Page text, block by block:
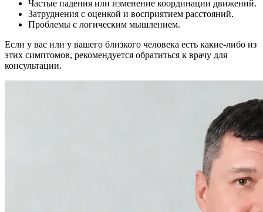
Частые падения или изменение координации движений.
Затруднения с оценкой и восприятием расстояний.
Проблемы с логическим мышлением.
Если у вас или у вашего близкого человека есть какие-либо из
этих симптомов, рекомендуется обратиться к врачу для
консультации.